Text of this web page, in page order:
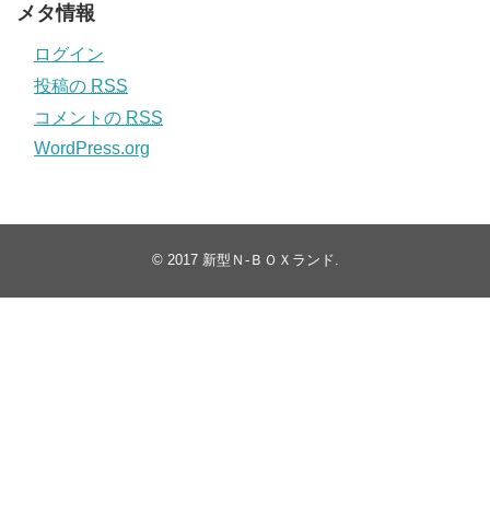
メタ情報
ログイン
投稿の RSS
コメントの RSS
WordPress.org
© 2017 新型Ｎ-ＢＯＸランド